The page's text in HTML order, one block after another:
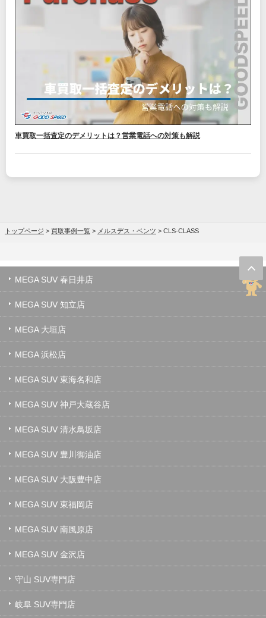
車買取一括査定のデメリットは？営業電話への対策も解説
トップページ > 買取事例一覧 > メルスデス・ベンツ > CLS-CLASS
MEGA SUV 春日井店
MEGA SUV 知立店
MEGA 大垣店
MEGA 浜松店
MEGA SUV 東海名和店
MEGA SUV 神戸大蔵谷店
MEGA SUV 清水鳥坂店
MEGA SUV 豊川御油店
MEGA SUV 大阪豊中店
MEGA SUV 東福岡店
MEGA SUV 南風原店
MEGA SUV 金沢店
守山 SUV専門店
岐阜 SUV専門店